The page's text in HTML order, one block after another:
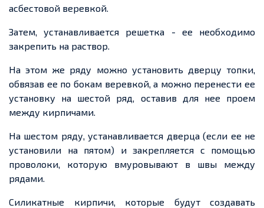
асбестовой веревкой.
Затем, устанавливается решетка - ее необходимо
закрепить на раствор.
На этом же ряду можно установить дверцу топки,
обвязав ее по бокам веревкой, а можно перенести ее
установку на шестой ряд, оставив для нее проем
между кирпичами.
На шестом ряду, устанавливается дверца (если ее не
установили на пятом) и закрепляется с помощью
проволоки, которую вмуровывают в швы между
рядами.
Силикатные кирпичи, которые будут создавать